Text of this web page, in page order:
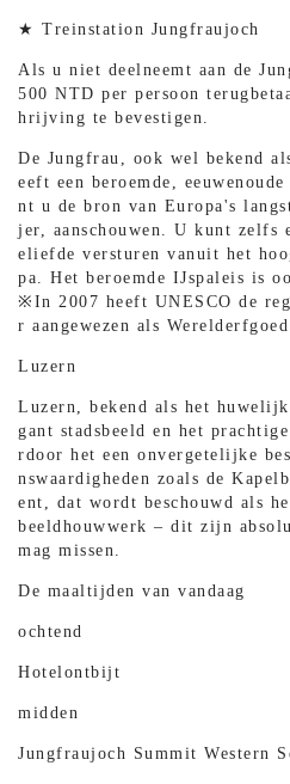
★ Treinstation Jungfraujoch
Als u niet deelneemt aan de
500 NTD per persoon
hrijving te bevestigen.
De Jungfrau, ook wel bekend
eeft een beroemde,
nt u de bron van Europa's
jer, aanschouwen. U kunt zelfs
eliefde versturen vanuit het
pa. Het beroemde IJspaleis is
※In 2007 heeft UNESCO de
r aangewezen als
Luzern
Luzern, bekend als het
gant stadsbeeld en het
rdoor het een onvergetelijke
nswaardigheden zoals de
ent, dat wordt beschouwd als
beeldhouwwerk – dit zijn
mag missen.
De maaltijden van vandaag
ochtend
Hotelontbijt
midden
Jungfraujoch Summit Western